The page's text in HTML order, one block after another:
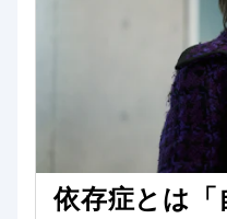
依存症とは